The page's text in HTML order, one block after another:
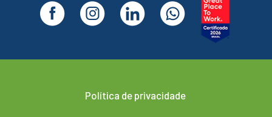
Política de privacidade